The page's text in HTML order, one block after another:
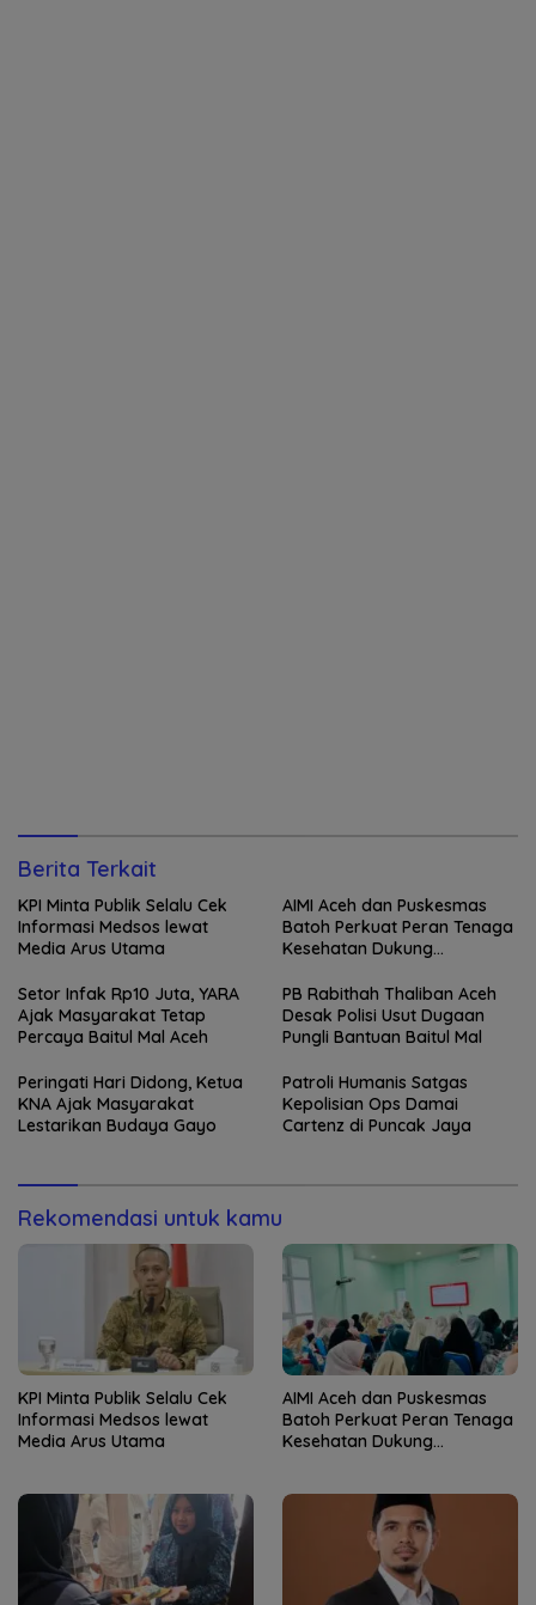
Berita Terkait
KPI Minta Publik Selalu Cek
Informasi Medsos lewat
Media Arus Utama
AIMI Aceh dan Puskesmas
Batoh Perkuat Peran Tenaga
Kesehatan Dukung
Setor Infak Rp10 Juta, YARA
Ajak Masyarakat Tetap
Percaya Baitul Mal Aceh
PB Rabithah Thaliban Aceh
Desak Polisi Usut Dugaan
Pungli Bantuan Baitul Mal
Peringati Hari Didong, Ketua
KNA Ajak Masyarakat
Lestarikan Budaya Gayo
Patroli Humanis Satgas
Kepolisian Ops Damai
Cartenz di Puncak Jaya
Rekomendasi untuk kamu
KPI Minta Publik Selalu Cek
Informasi Medsos lewat
Media Arus Utama
AIMI Aceh dan Puskesmas
Batoh Perkuat Peran Tenaga
Kesehatan Dukung